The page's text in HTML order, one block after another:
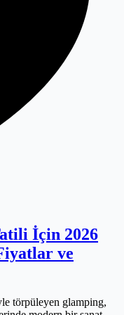
İçin 2026
ve
törpüleyen glamping,